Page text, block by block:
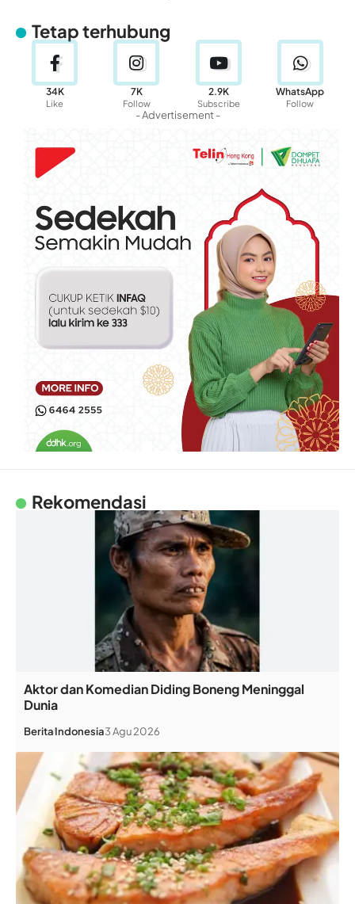
Tetap terhubung
34K
Like
7K
Follow
2.9K
Subscribe
WhatsApp
Follow
- Advertisement -
Rekomendasi
Aktor dan Komedian Diding Boneng Meninggal
Dunia
BeritaIndonesia3 Agu 2026